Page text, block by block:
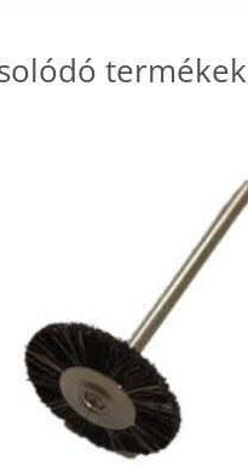
termékek